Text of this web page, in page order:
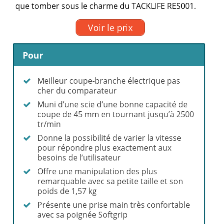
que tomber sous le charme du TACKLIFE RES001.
Voir le prix
Pour
Meilleur coupe-branche électrique pas
cher du comparateur
Muni d’une scie d’une bonne capacité de
coupe de 45 mm en tournant jusqu’à 2500
tr/min
Donne la possibilité de varier la vitesse
pour répondre plus exactement aux
besoins de l’utilisateur
Offre une manipulation des plus
remarquable avec sa petite taille et son
poids de 1,57 kg
Présente une prise main très confortable
avec sa poignée Softgrip